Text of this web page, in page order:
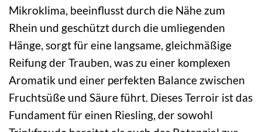
Mikroklima, beeinflusst durch die Nähe zum
Rhein und geschützt durch die umliegenden
Hänge, sorgt für eine langsame, gleichmäßige
Reifung der Trauben, was zu einer komplexen
Aromatik und einer perfekten Balance zwischen
Fruchtsüße und Säure führt. Dieses Terroir ist das
Fundament für einen Riesling, der sowohl